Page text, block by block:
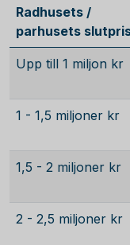
Radhusets /
parhusets
Upp till 1 miljon kr
1 - 1,5 miljoner kr
1,5 - 2 miljoner kr
2 - 2,5 miljoner kr